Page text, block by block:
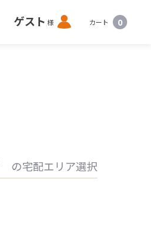
ゲスト 様 ロ
グ
カート 0
の宅配エリア選択